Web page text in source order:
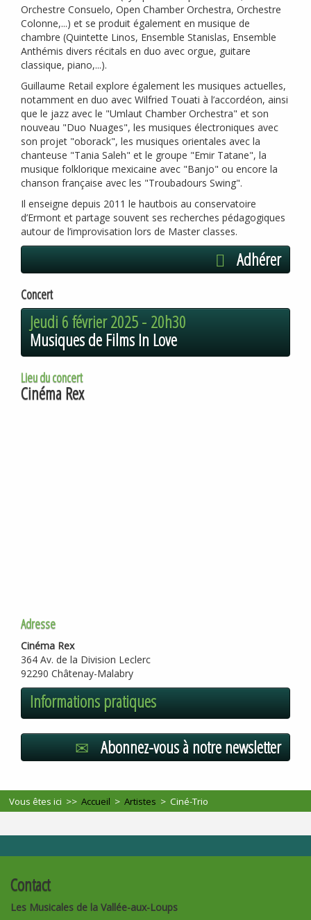
Orchestre Consuelo, Open Chamber Orchestra, Orchestre
Colonne,...) et se produit également en musique de
chambre (Quintette Linos, Ensemble Stanislas, Ensemble
Anthémis divers récitals en duo avec orgue, guitare
classique, piano,...).
Guillaume Retail explore également les musiques actuelles,
notamment en duo avec Wilfried Touati à l’accordéon, ainsi
que le jazz avec le "Umlaut Chamber Orchestra" et son
nouveau "Duo Nuages", les musiques électroniques avec
son projet "oborack", les musiques orientales avec la
chanteuse "Tania Saleh" et le groupe "Emir Tatane", la
musique folklorique mexicaine avec "Banjo" ou encore la
chanson française avec les "Troubadours Swing".
Il enseigne depuis 2011 le hautbois au conservatoire
d’Ermont et partage souvent ses recherches pédagogiques
autour de l’improvisation lors de Master classes.
Adhérer
Concert
Jeudi 6 février 2025 - 20h30
Musiques de Films In Love
Lieu du concert
Cinéma Rex
Adresse
Cinéma Rex
364 Av. de la Division Leclerc
92290 Châtenay-Malabry
Informations pratiques
Abonnez-vous à notre newsletter
Vous êtes ici >>Accueil >Artistes >Ciné-Trio
Contact
Les Musicales de la Vallée-aux-Loups